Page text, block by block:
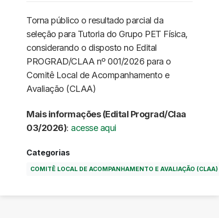
Torna público o resultado parcial da
seleção para Tutoria do Grupo PET Física,
considerando o disposto no Edital
PROGRAD/CLAA nº 001/2026 para o
Comitê Local de Acompanhamento e
Avaliação (CLAA)
Mais informações (Edital Prograd/Claa
03/2026): acesse aqui
Categorias
COMITÊ LOCAL DE ACOMPANHAMENTO E AVALIAÇÃO (CLAA)